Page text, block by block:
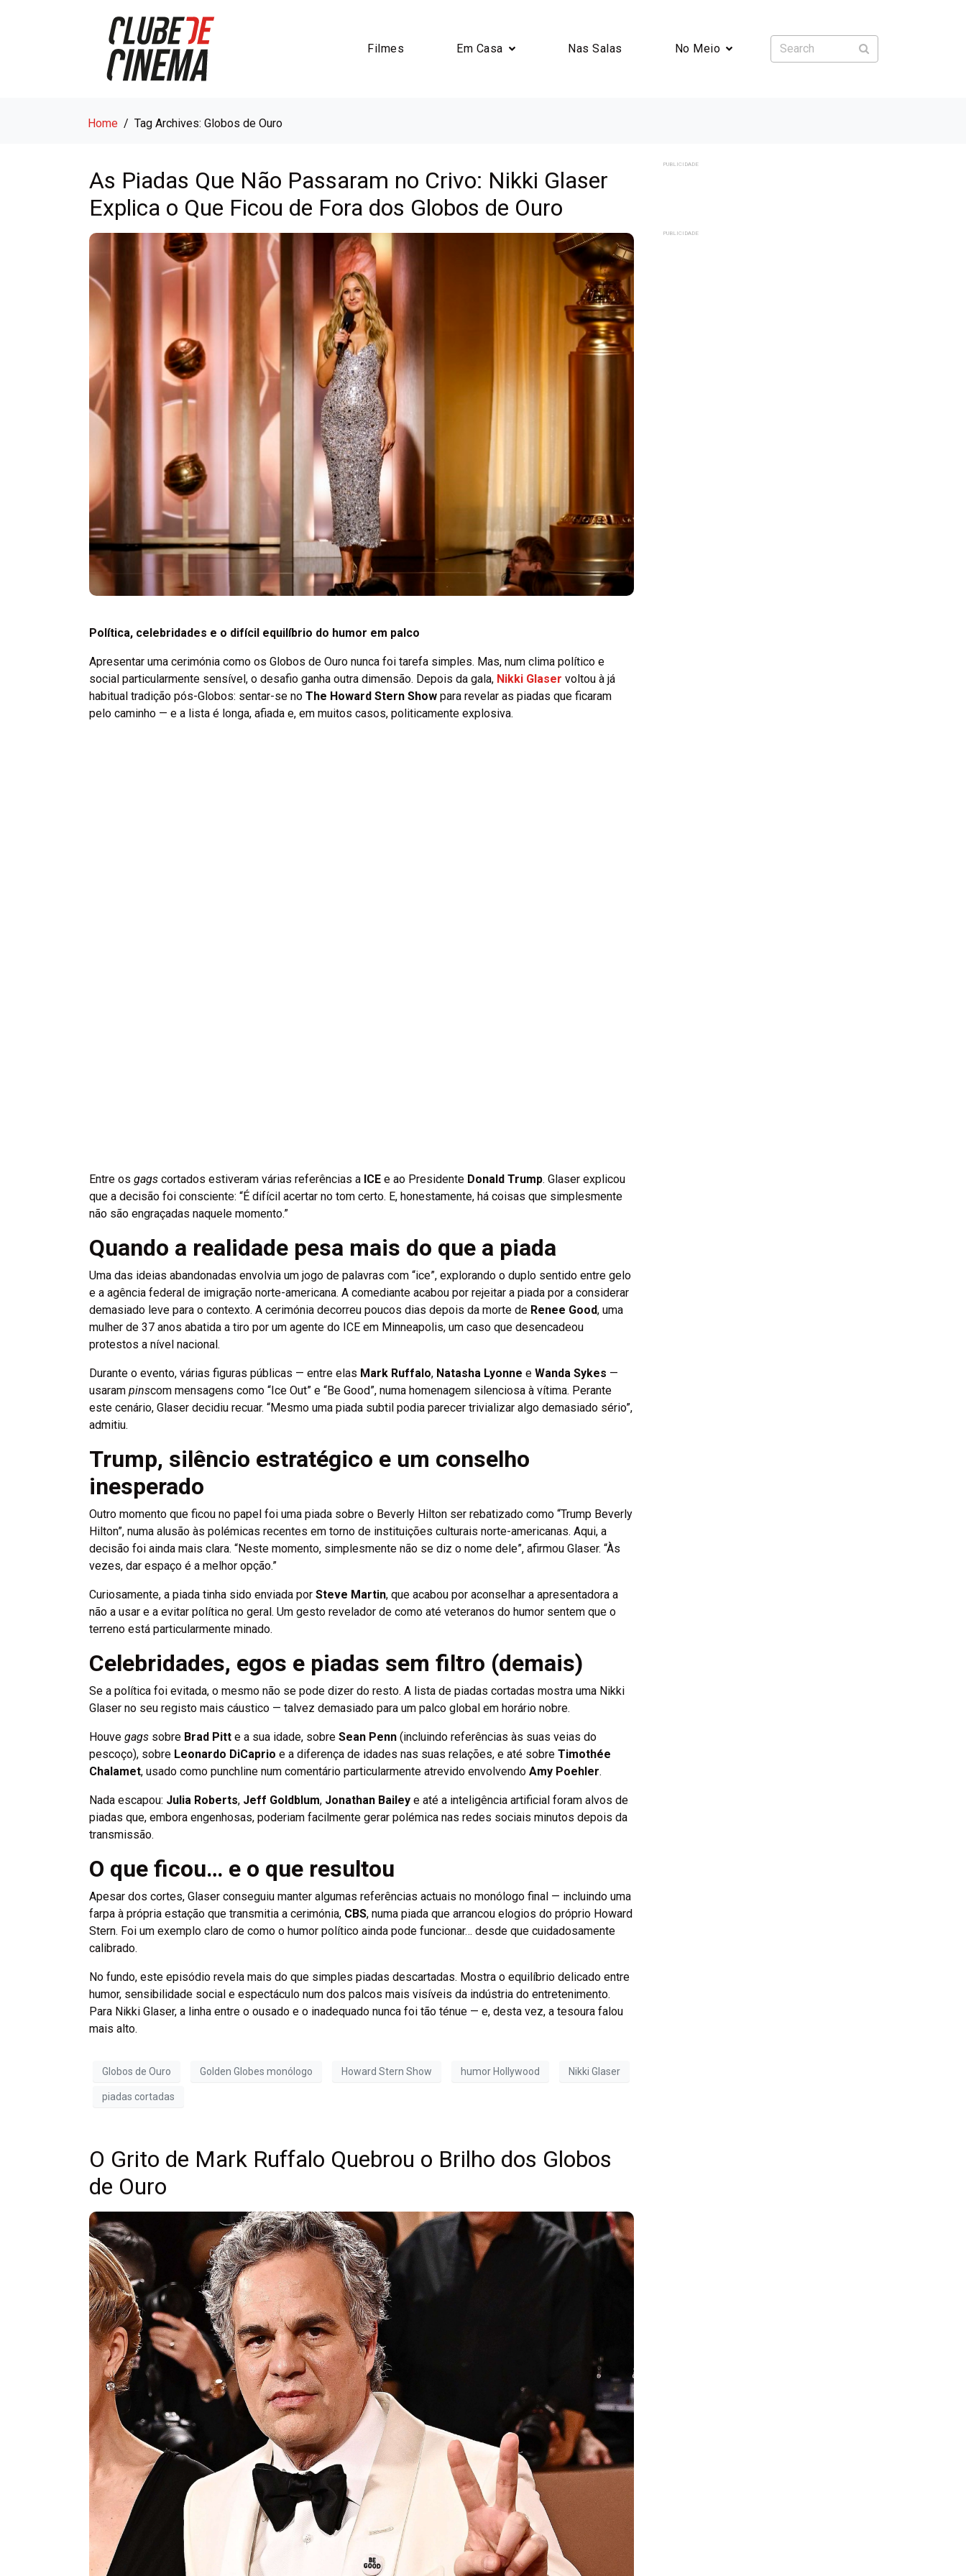
Filmes Em Casa Nas Salas No Meio
Home Tag Archives: Globos de Ouro
As Piadas Que Não Passaram no Crivo: Nikki Glaser
Explica o Que Ficou de Fora dos Globos de Ouro
Política, celebridades e o difícil equilíbrio do humor em palco
Apresentar uma cerimónia como os Globos de Ouro nunca foi tarefa simples. Mas, num clima político e
social particularmente sensível, o desafio ganha outra dimensão. Depois da gala, Nikki Glaser voltou à já
habitual tradição pós-Globos: sentar-se no The Howard Stern Show para revelar as piadas que ficaram
pelo caminho — e a lista é longa, afiada e, em muitos casos, politicamente explosiva.
Entre os gags cortados estiveram várias referências a ICE e ao Presidente Donald Trump. Glaser explicou
que a decisão foi consciente: “É difícil acertar no tom certo. E, honestamente, há coisas que simplesmente
não são engraçadas naquele momento.”
Quando a realidade pesa mais do que a piada
Uma das ideias abandonadas envolvia um jogo de palavras com “ice”, explorando o duplo sentido entre gelo
e a agência federal de imigração norte-americana. A comediante acabou por rejeitar a piada por a considerar
demasiado leve para o contexto. A cerimónia decorreu poucos dias depois da morte de Renee Good, uma
mulher de 37 anos abatida a tiro por um agente do ICE em Minneapolis, um caso que desencadeou
protestos a nível nacional.
Durante o evento, várias figuras públicas — entre elas Mark Ruffalo, Natasha Lyonne e Wanda Sykes —
usaram pinscom mensagens como “Ice Out” e “Be Good”, numa homenagem silenciosa à vítima. Perante
este cenário, Glaser decidiu recuar. “Mesmo uma piada subtil podia parecer trivializar algo demasiado sério”,
admitiu.
Trump, silêncio estratégico e um conselho
inesperado
Outro momento que ficou no papel foi uma piada sobre o Beverly Hilton ser rebatizado como “Trump Beverly
Hilton”, numa alusão às polémicas recentes em torno de instituições culturais norte-americanas. Aqui, a
decisão foi ainda mais clara. “Neste momento, simplesmente não se diz o nome dele”, afirmou Glaser. “Às
vezes, dar espaço é a melhor opção.”
Curiosamente, a piada tinha sido enviada por Steve Martin, que acabou por aconselhar a apresentadora a
não a usar e a evitar política no geral. Um gesto revelador de como até veteranos do humor sentem que o
terreno está particularmente minado.
Celebridades, egos e piadas sem filtro (demais)
Se a política foi evitada, o mesmo não se pode dizer do resto. A lista de piadas cortadas mostra uma Nikki
Glaser no seu registo mais cáustico — talvez demasiado para um palco global em horário nobre.
Houve gags sobre Brad Pitt e a sua idade, sobre Sean Penn (incluindo referências às suas veias do
pescoço), sobre Leonardo DiCaprio e a diferença de idades nas suas relações, e até sobre Timothée
Chalamet, usado como punchline num comentário particularmente atrevido envolvendo Amy Poehler.
Nada escapou: Julia Roberts, Jeff Goldblum, Jonathan Bailey e até a inteligência artificial foram alvos de
piadas que, embora engenhosas, poderiam facilmente gerar polémica nas redes sociais minutos depois da
transmissão.
O que ficou… e o que resultou
Apesar dos cortes, Glaser conseguiu manter algumas referências actuais no monólogo final — incluindo uma
farpa à própria estação que transmitia a cerimónia, CBS, numa piada que arrancou elogios do próprio Howard
Stern. Foi um exemplo claro de como o humor político ainda pode funcionar… desde que cuidadosamente
calibrado.
No fundo, este episódio revela mais do que simples piadas descartadas. Mostra o equilíbrio delicado entre
humor, sensibilidade social e espectáculo num dos palcos mais visíveis da indústria do entretenimento.
Para Nikki Glaser, a linha entre o ousado e o inadequado nunca foi tão ténue — e, desta vez, a tesoura falou
mais alto.
Globos de Ouro Golden Globes monólogo Howard Stern Show humor Hollywood Nikki Glaser
piadas cortadas
O Grito de Mark Ruffalo Quebrou o Brilho dos Globos
de Ouro
PUBLICIDADE
PUBLICIDADE